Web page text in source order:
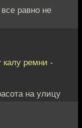
равно не
ремни -
на улицу